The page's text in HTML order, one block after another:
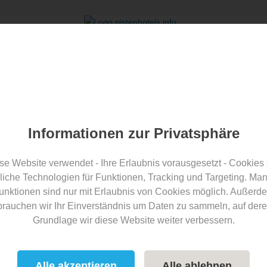
Werbemöglichkeiten
und Klicks auf Ihre
Informationen zur Privatsphäre
Website verwendet - Ihre Erlaubnis vorausgesetzt - Cookies
Technologien für Funktionen, Tracking und Targeting.
sind nur mit Erlaubnis von Cookies möglich.
wir Ihr Einverständnis um Daten zu sammeln, auf
Grundlage wir diese Website weiter verbessern.